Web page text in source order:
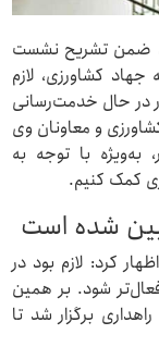
ضمن تشریح نشست
کشاورزی، لازم
در حال خدمت‌رسانی
و معاونان وی
به‌ویژه با توجه به
کمک کنیم.
شده است
کرد: لازم بود در
شود. بر همین
برگزار شد تا